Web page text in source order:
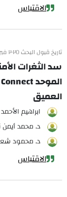
الاقتباس
تاريخ قبول البحث ٢٠٢٥ فبراير ١٠
سد الثغرات
العميق
ابراهيم
د. محمد
د. محمود
الاقتباس